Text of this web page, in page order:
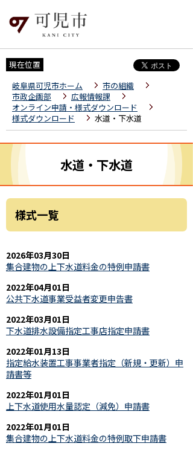
現在位置
岐阜県可児市ホーム
市の組織
市政企画部
広報情報課
オンライン申請・様式ダウンロード
様式ダウンロード
水道・下水道
水道・下水道
様式一覧
2026年03月30日
集合建物の上下水道料金の特例申請書
2022年04月01日
公共下水道事業受益者変更申告書
2022年03月01日
下水道排水設備指定工事店指定申請書
2022年01月13日
指定給水装置工事事業者指定（新規・更新）申
請書等
2022年01月01日
上下水道使用水量認定（減免）申請書
2022年01月01日
集合建物の上下水道料金の特例取下申請書